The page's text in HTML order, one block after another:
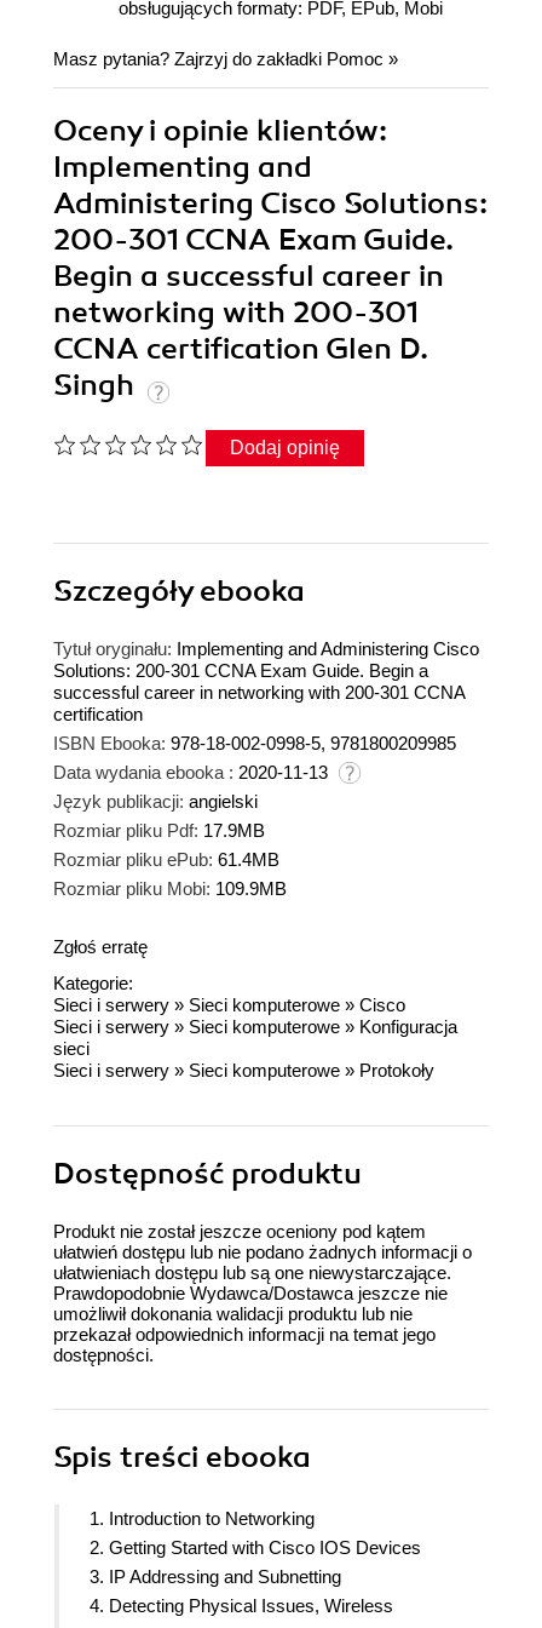
obsługujących formaty: PDF, EPub, Mobi
Masz pytania? Zajrzyj do zakładki Pomoc »
Oceny i opinie klientów:
Implementing and
Administering Cisco Solutions:
200-301 CCNA Exam Guide.
Begin a successful career in
networking with 200-301
CCNA certification Glen D.
Singh
Dodaj opinię
Szczegółyebooka
Tytuł oryginału: Implementing and Administering Cisco
Solutions: 200-301 CCNA Exam Guide. Begin a
successful career in networking with 200-301 CCNA
certification
ISBN Ebooka: 978-18-002-0998-5, 9781800209985
Data wydania ebooka : 2020-11-13
Język publikacji: angielski
Rozmiar pliku Pdf: 17.9MB
Rozmiar pliku ePub: 61.4MB
Rozmiar pliku Mobi: 109.9MB
Zgłoś erratę
Kategorie:
Sieci i serwery » Sieci komputerowe » Cisco
Sieci i serwery » Sieci komputerowe » Konfiguracja
sieci
Sieci i serwery » Sieci komputerowe » Protokoły
Dostępność produktu
Produkt nie został jeszcze oceniony pod kątem
ułatwień dostępu lub nie podano żadnych informacji o
ułatwieniach dostępu lub są one niewystarczające.
Prawdopodobnie Wydawca/Dostawca jeszcze nie
umożliwił dokonania walidacji produktu lub nie
przekazał odpowiednich informacji na temat jego
dostępności.
Spis treści ebooka
1. Introduction to Networking
2. Getting Started with Cisco IOS Devices
3. IP Addressing and Subnetting
4. Detecting Physical Issues, Wireless